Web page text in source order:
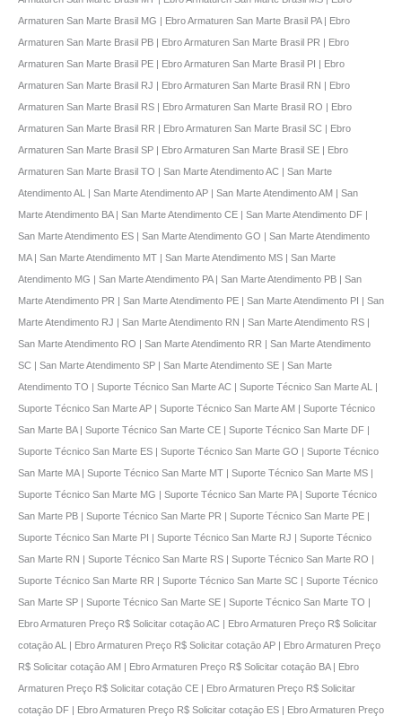
Armaturen San Marte Brasil MG | Ebro Armaturen San Marte Brasil PA | Ebro
Armaturen San Marte Brasil PB | Ebro Armaturen San Marte Brasil PR | Ebro
Armaturen San Marte Brasil PE | Ebro Armaturen San Marte Brasil PI | Ebro
Armaturen San Marte Brasil RJ | Ebro Armaturen San Marte Brasil RN | Ebro
Armaturen San Marte Brasil RS | Ebro Armaturen San Marte Brasil RO | Ebro
Armaturen San Marte Brasil RR | Ebro Armaturen San Marte Brasil SC | Ebro
Armaturen San Marte Brasil SP | Ebro Armaturen San Marte Brasil SE | Ebro
Armaturen San Marte Brasil TO | San Marte Atendimento AC | San Marte
Atendimento AL | San Marte Atendimento AP | San Marte Atendimento AM | San
Marte Atendimento BA | San Marte Atendimento CE | San Marte Atendimento DF |
San Marte Atendimento ES | San Marte Atendimento GO | San Marte Atendimento
MA | San Marte Atendimento MT | San Marte Atendimento MS | San Marte
Atendimento MG | San Marte Atendimento PA | San Marte Atendimento PB | San
Marte Atendimento PR | San Marte Atendimento PE | San Marte Atendimento PI | San
Marte Atendimento RJ | San Marte Atendimento RN | San Marte Atendimento RS |
San Marte Atendimento RO | San Marte Atendimento RR | San Marte Atendimento
SC | San Marte Atendimento SP | San Marte Atendimento SE | San Marte
Atendimento TO | Suporte Técnico San Marte AC | Suporte Técnico San Marte AL |
Suporte Técnico San Marte AP | Suporte Técnico San Marte AM | Suporte Técnico
San Marte BA | Suporte Técnico San Marte CE | Suporte Técnico San Marte DF |
Suporte Técnico San Marte ES | Suporte Técnico San Marte GO | Suporte Técnico
San Marte MA | Suporte Técnico San Marte MT | Suporte Técnico San Marte MS |
Suporte Técnico San Marte MG | Suporte Técnico San Marte PA | Suporte Técnico
San Marte PB | Suporte Técnico San Marte PR | Suporte Técnico San Marte PE |
Suporte Técnico San Marte PI | Suporte Técnico San Marte RJ | Suporte Técnico
San Marte RN | Suporte Técnico San Marte RS | Suporte Técnico San Marte RO |
Suporte Técnico San Marte RR | Suporte Técnico San Marte SC | Suporte Técnico
San Marte SP | Suporte Técnico San Marte SE | Suporte Técnico San Marte TO |
Ebro Armaturen Preço R$ Solicitar cotaçāo AC | Ebro Armaturen Preço R$ Solicitar
cotaçāo AL | Ebro Armaturen Preço R$ Solicitar cotaçāo AP | Ebro Armaturen Preço
R$ Solicitar cotaçāo AM | Ebro Armaturen Preço R$ Solicitar cotaçāo BA | Ebro
Armaturen Preço R$ Solicitar cotaçāo CE | Ebro Armaturen Preço R$ Solicitar
cotaçāo DF | Ebro Armaturen Preço R$ Solicitar cotaçāo ES | Ebro Armaturen Preço